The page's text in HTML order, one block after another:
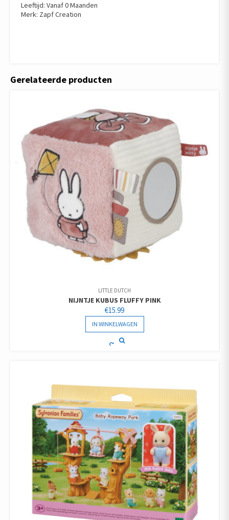
Leeftijd: Vanaf 0 Maanden
Merk: Zapf Creation
Gerelateerde producten
LITTLE DUTCH
NIJNTJE KUBUS FLUFFY PINK
€15.99
IN WINKELWAGEN